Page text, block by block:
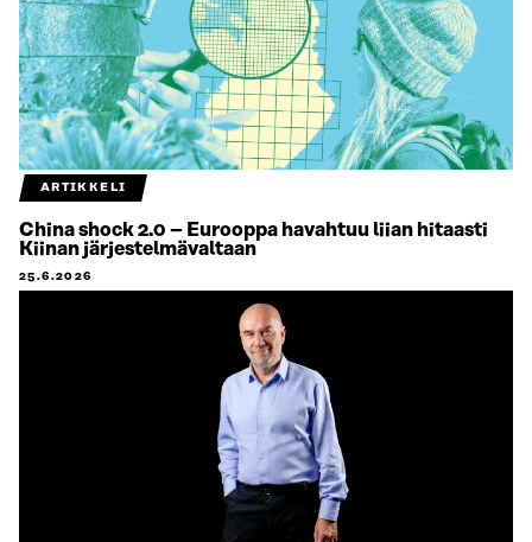
ARTIKKELI
China shock 2.0 – Eurooppa havahtuu liian hitaasti
Kiinan järjestelmävaltaan
25.6.2026